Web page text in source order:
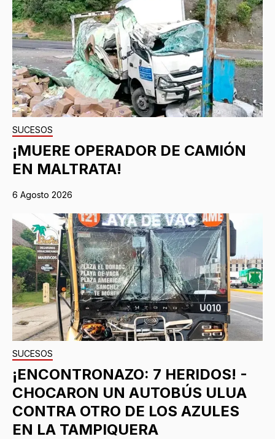
SUCESOS
¡MUERE OPERADOR DE CAMIÓN
EN MALTRATA!
6 Agosto 2026
SUCESOS
¡ENCONTRONAZO: 7 HERIDOS! -
CHOCARON UN AUTOBÚS ULUA
CONTRA OTRO DE LOS AZULES
EN LA TAMPIQUERA